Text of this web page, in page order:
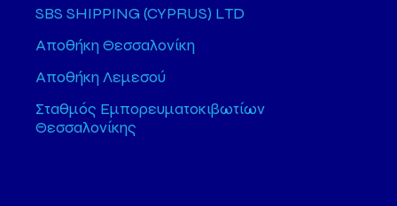
SBS SHIPPING (CYPRUS) LTD
Αποθήκη Θεσσαλονίκη
Αποθήκη Λεμεσού
Σταθμός Εμπορευματοκιβωτίων
Θεσσαλονίκης